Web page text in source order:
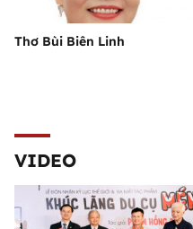
Thơ Bùi Biên Linh
VIDEO